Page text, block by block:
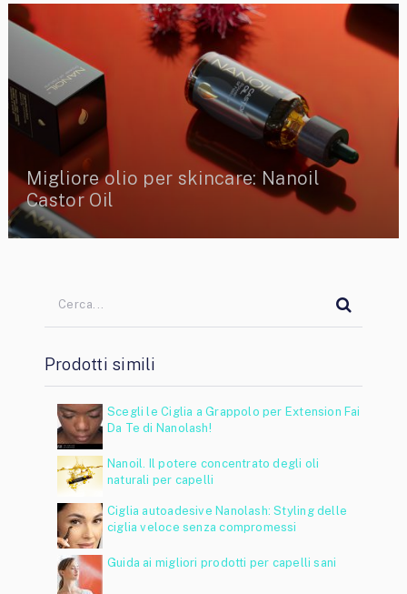
Migliore olio per skincare: Nanoil
Castor Oil
Prodotti simili
Scegli le Ciglia a Grappolo per Extension Fai
Da Te di Nanolash!
Nanoil. Il potere concentrato degli oli
naturali per capelli
Ciglia autoadesive Nanolash: Styling delle
ciglia veloce senza compromessi
Guida ai migliori prodotti per capelli sani